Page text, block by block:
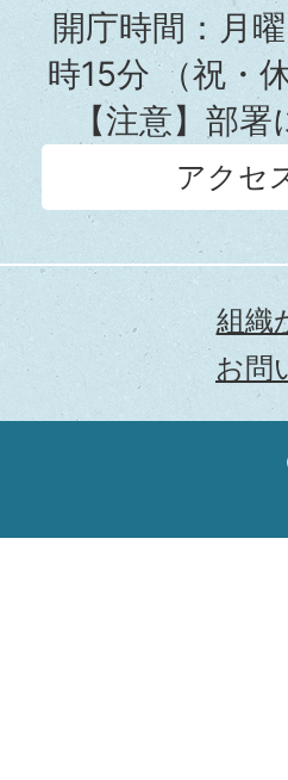
所
開庁時間：月
時15分（祝・
【注意】部
アクセ
組織
お問